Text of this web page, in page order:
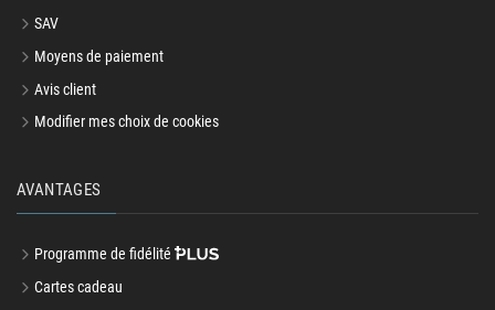
SAV
Moyens de paiement
Avis client
Modifier mes choix de cookies
AVANTAGES
Programme de fidélité
Cartes cadeau